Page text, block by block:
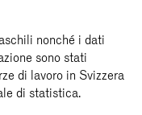
nonché i dati
sono stati
di lavoro in Svizzera
di statistica.